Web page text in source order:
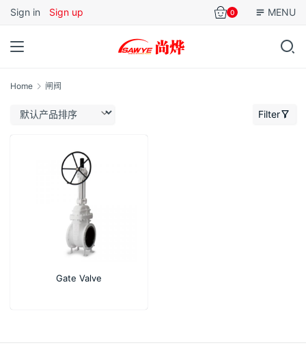
Sign in Sign up 0 MENU
Home 闸阀
Filter
Gate Valve